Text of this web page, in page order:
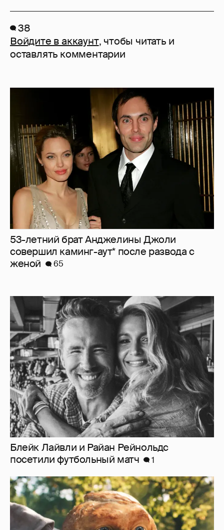
38
Войдите в аккаунт, чтобы читать и
оставлять комментарии
53-летний брат Анджелины Джоли
совершил каминг-аут* после развода с
женой
65
Блейк Лайвли и Райан Рейнольдс
посетили футбольный матч
1